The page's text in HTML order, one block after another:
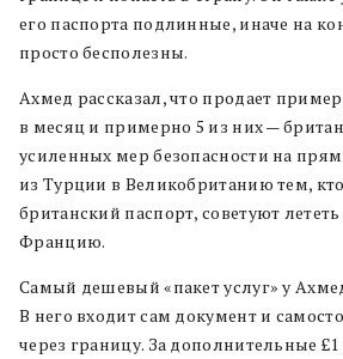
его паспорта подлинные, иначе на
просто бесполезны.
Ахмед рассказал, что продает
в месяц и примерно 5 из них —
усиленных мер безопасности на
из Турции в Великобританию тем, кто
британский паспорт, советуют
Францию.
Самый дешевый «пакет услуг» у
В него входит сам документ и
через границу. За дополнительные £1